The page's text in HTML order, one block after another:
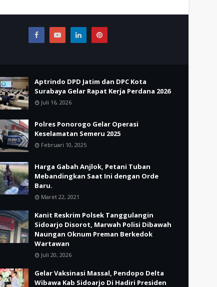
Aptrindo DPD Jatim dan DPC Kota
Surabaya Gelar Rapat Kerja Perdana 2026
Juli 16, 2026
Polres Ponorogo Gelar Operasi
Keselamatan Semeru 2025
Februari 10, 2025
Harga Gabah Anjlok, Petani Tuban
Mebandingkan Saat Ini dengan Orde
Baru.
Maret 22, 2021
Kanit Reskrim Polsek Tanggulangin
Sidoarjo Disorot, Marwah Polisi Dibawah
Naungan Oknum Preman Berkedok
Wartawan
Juli 20, 2026
Gelar Vaksinasi Massal, Pendopo Delta
Wibawa Kab Sidoarjo Di Hadiri Presiden